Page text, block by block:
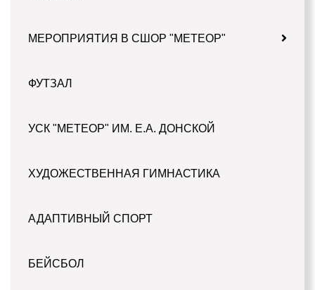
МЕРОПРИЯТИЯ В СШОР "МЕТЕОР"
ФУТЗАЛ
УСК "МЕТЕОР" ИМ. Е.А. ДОНСКОЙ
ХУДОЖЕСТВЕННАЯ ГИМНАСТИКА
АДАПТИВНЫЙ СПОРТ
БЕЙСБОЛ